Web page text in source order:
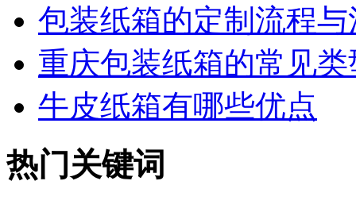
包装纸箱的定制流程与
重庆包装纸箱的常见类
牛皮纸箱有哪些优点
热门关键词